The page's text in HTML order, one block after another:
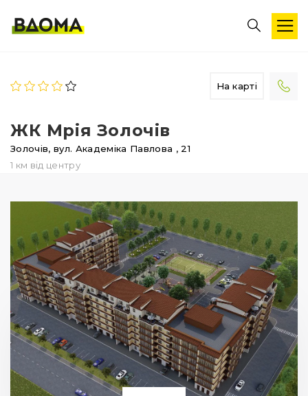
На карті
ЖК Мрія Золочів
Золочів, вул. Академіка Павлова , 21
1 км від центру